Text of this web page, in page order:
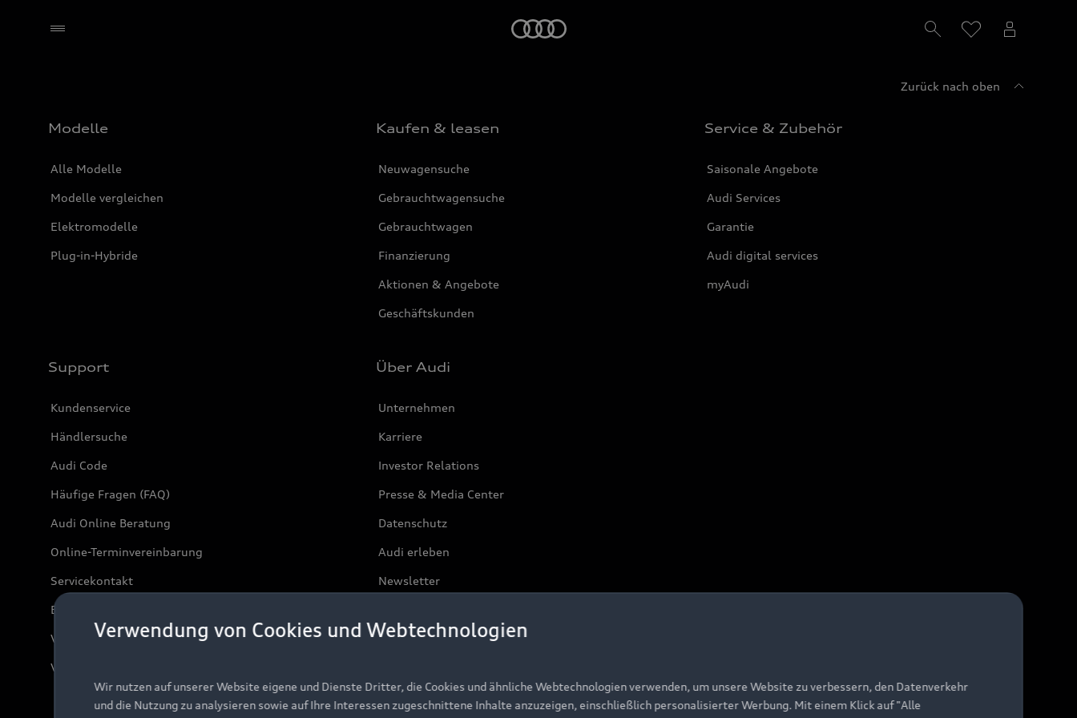
Zurück nach oben
Modelle
Alle Modelle
Modelle vergleichen
Elektromodelle
Plug-in-Hybride
Kaufen & leasen
Neuwagensuche
Gebrauchtwagensuche
Gebrauchtwagen
Finanzierung
Aktionen & Angebote
Geschäftskunden
Service & Zubehör
Saisonale Angebote
Audi Services
Garantie
Audi digital services
myAudi
Support
Kundenservice
Händlersuche
Audi Code
Häufige Fragen (FAQ)
Audi Online Beratung
Online-Terminvereinbarung
Servicekontakt
Bordbuch & Bedienungsanleitungen
Verträge kündigen
Vertrag widerrufen
Über Audi
Unternehmen
Karriere
Investor Relations
Presse & Media Center
Datenschutz
Audi erleben
Newsletter
Verwendung von Cookies und Webtechnologien
Wir nutzen auf unserer Website eigene und Dienste Dritter, die Cookies und ähnliche Webtechnologien verwenden, um unsere Website zu verbessern, den Datenverkehr
und die Nutzung zu analysieren sowie auf Ihre Interessen zugeschnittene Inhalte anzuzeigen, einschließlich personalisierter Werbung. Mit einem Klick auf "Alle